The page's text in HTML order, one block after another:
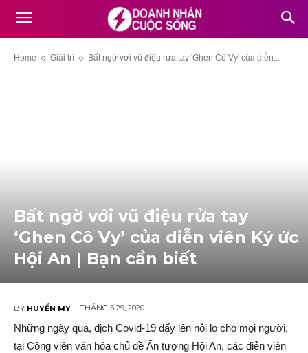
Home Giải trí Bất ngờ với vũ điệu rửa tay 'Ghen Cô Vy' của diễn...
Bất ngờ với vũ điệu rửa tay
‘Ghen Cô Vy’ của diễn viên Ký ức
Hội An | Bạn cần biết
BY HUYỀN MY THÁNG 5 29, 2020
Những ngày qua, dịch Covid-19 dấy lên nỗi lo cho mọi người,
tại Công viên văn hóa chủ đề Ấn tượng Hội An, các diễn viên